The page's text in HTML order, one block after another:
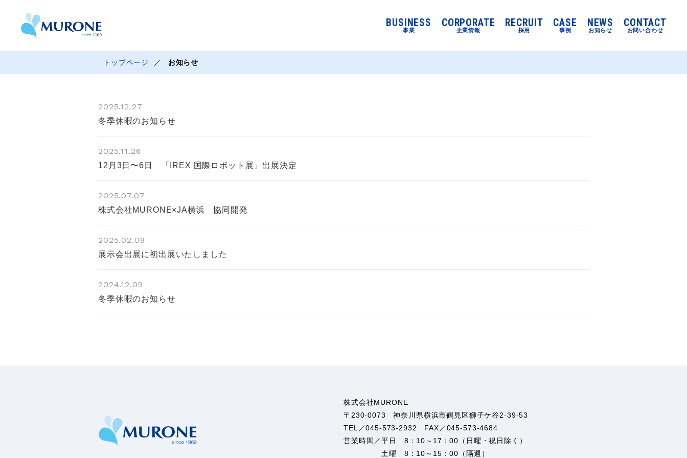
BUSINESS
事業
CORPORATE
企業情報
RECRUIT
採用
CASE
事例
NEWS
お知らせ
CONTACT
お問い合わせ
トップページ お知らせ
2025.12.27
冬季休暇のお知らせ
2025.11.26
12月3日〜6日 「IREX 国際ロボット展」出展決定
2025.07.07
株式会社MURONE×JA横浜 協同開発
2025.02.08
展示会出展に初出展いたしました
2024.12.09
冬季休暇のお知らせ
株式会社MURONE
〒230-0073 神奈川県横浜市鶴見区獅子ケ谷2-39-53
TEL／045-573-2932 FAX／045-573-4684
営業時間／平日 8：10～17：00（日曜・祝日除く）
土曜 8：10～15：00（隔週）